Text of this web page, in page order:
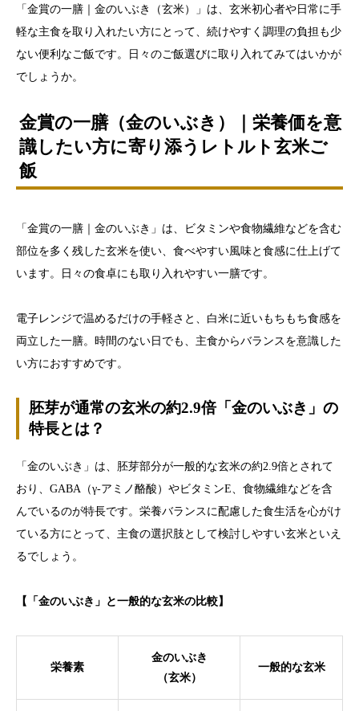
「金賞の一膳｜金のいぶき（玄米）」は、玄米初心者や日常に手
軽な主食を取り入れたい方にとって、続けやすく調理の負担も少
ない便利なご飯です。日々のご飯選びに取り入れてみてはいかが
でしょうか。
金賞の一膳（金のいぶき）｜栄養価を意
識したい方に寄り添うレトルト玄米ご
飯
「金賞の一膳｜金のいぶき」は、ビタミンや食物繊維などを含む
部位を多く残した玄米を使い、食べやすい風味と食感に仕上げて
います。日々の食卓にも取り入れやすい一膳です。
電子レンジで温めるだけの手軽さと、白米に近いもちもち食感を
両立した一膳。時間のない日でも、主食からバランスを意識した
い方におすすめです。
胚芽が通常の玄米の約2.9倍「金のいぶき」の
特長とは？
「金のいぶき」は、胚芽部分が一般的な玄米の約2.9倍とされて
おり、GABA（γ-アミノ酪酸）やビタミンE、食物繊維などを含
んでいるのが特長です。栄養バランスに配慮した食生活を心がけ
ている方にとって、主食の選択肢として検討しやすい玄米といえ
るでしょう。
【「金のいぶき」と一般的な玄米の比較】
栄養素
金のいぶき
（玄米）
一般的な玄米